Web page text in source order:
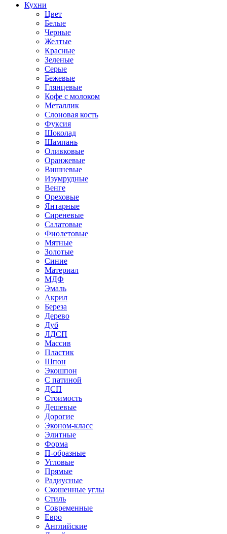
Кухни
Цвет
Белые
Черные
Желтые
Красные
Зеленые
Серые
Бежевые
Глянцевые
Кофе с молоком
Металлик
Слоновая кость
Фуксия
Шоколад
Шампань
Оливковые
Оранжевые
Вишневые
Изумрудные
Венге
Ореховые
Янтарные
Сиреневые
Салатовые
Фиолетовые
Мятные
Золотые
Синие
Материал
МДФ
Эмаль
Акрил
Береза
Дерево
Дуб
ЛДСП
Массив
Пластик
Шпон
Экошпон
С патиной
ДСП
Стоимость
Дешевые
Дорогие
Эконом-класс
Элитные
Форма
П-образные
Угловые
Прямые
Радиусные
Скошенные углы
Стиль
Современные
Евро
Английские